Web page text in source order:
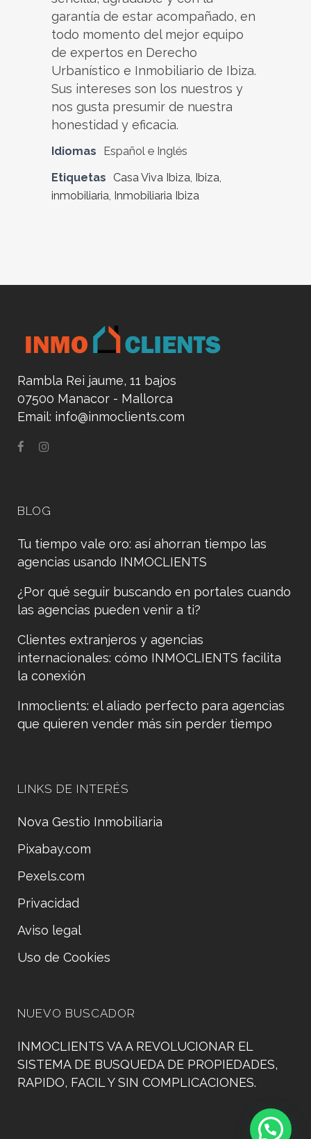
garantía de estar acompañado, en
todo momento del mejor equipo
de expertos en Derecho
Urbanístico e Inmobiliario de Ibiza.
Sus intereses son los nuestros y
nos gusta presumir de nuestra
honestidad y eficacia.
Idiomas
Español e Inglés
Etiquetas
Casa Viva Ibiza, Ibiza,
inmobiliaria, Inmobiliaria Ibiza
Rambla Rei jaume, 11 bajos
07500 Manacor - Mallorca
Email: info@inmoclients.com
BLOG
Tu tiempo vale oro: así ahorran tiempo las
agencias usando INMOCLIENTS
¿Por qué seguir buscando en portales cuando
las agencias pueden venir a ti?
Clientes extranjeros y agencias
internacionales: cómo INMOCLIENTS facilita
la conexión
Inmoclients: el aliado perfecto para agencias
que quieren vender más sin perder tiempo
LINKS DE INTERÉS
Nova Gestio Inmobiliaria
Pixabay.com
Pexels.com
Privacidad
Aviso legal
Uso de Cookies
NUEVO BUSCADOR
INMOCLIENTS VA A REVOLUCIONAR EL
SISTEMA DE BUSQUEDA DE PROPIEDADES,
RAPIDO, FACIL Y SIN COMPLICACIONES.